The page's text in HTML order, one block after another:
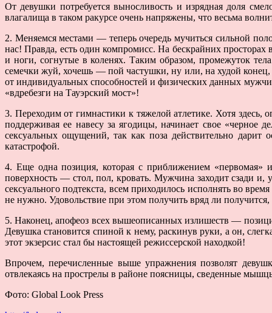
От девушки потребуется выносливость и изрядная доля
влагалища в таком ракурсе очень напряжены, что весьма
2. Меняемся местами — теперь очередь мучиться сильной
нас! Правда, есть один компромисс. На бескрайних просторах
и ноги, согнутые в коленях. Таким образом, промежуток
семечки жуй, хочешь — пой частушки, ну или, на худой конец,
от индивидуальных способностей и физических данных
«вдребезги на Тауэрский мост»!
3. Переходим от гимнастики к тяжелой атлетике. Хотя
поддерживая ее навесу за ягодицы, начинает свое «черное
сексуальных ощущений, так как поза действительно
катастрофой.
4. Еще одна позиция, которая с приближением «первомая»
поверхность — стол, пол, кровать. Мужчина заходит сзади и,
сексуального подтекста, всем приходилось исполнять во
не нужно. Удовольствие при этом получить вряд ли
5. Наконец, апофеоз всех вышеописанных излишеств —
Девушка становится спиной к нему, раскинув руки, а он,
этот экзерсис стал бы настоящей режиссерской находкой!
Впрочем, перечисленные выше упражнения позволят
отвлекаясь на прострелы в районе поясницы, сведенные
Фото: Global Look Press